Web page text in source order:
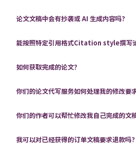
论文文稿中会有抄袭或 AI 生成内容吗？
能按照特定引用格式Citation style撰写
如何获取完成的论文？
你们的论文代写服务如何处理我的修改要
你们的作者可以帮忙修改我自己完成的文
我可以对已经获得的订单文稿要求退款吗？